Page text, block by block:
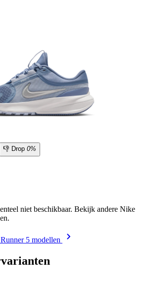
👎 Drop 0%
niet beschikbaar. Bekijk andere Nike
5 modellen